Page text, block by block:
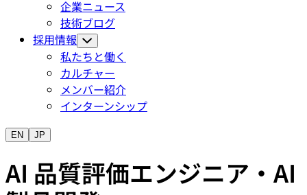
企業ニュース
技術ブログ
採用情報
私たちと働く
カルチャー
メンバー紹介
インターンシップ
EN JP
AI 品質評価エンジニア・AI